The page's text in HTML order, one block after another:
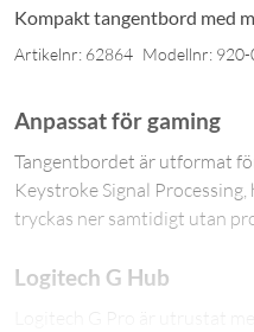
Kompakt tangentbord med
Artikelnr: 62864 Modellnr:
Anpassat för gaming
Tangentbordet är utformat
Keystroke Signal
tryckas ner samtidigt utan
Logitech G Hub
Logitech G Pro är utrustat